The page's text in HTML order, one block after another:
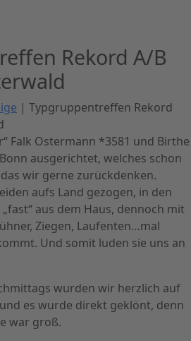
Rekord A/B
| Typgruppentreffen Rekord
Falk Ostermann *3581 und Birthe
ausgerichtet, welches schon
wir gerne zurückdenken.
aufs Land gezogen, in den
aus dem Haus, dennoch mit
Ziegen, Laufenten…mal
Und somit luden sie uns an
wurden wir herzlich auf
es wurde direkt geklönt, denn
war groß.